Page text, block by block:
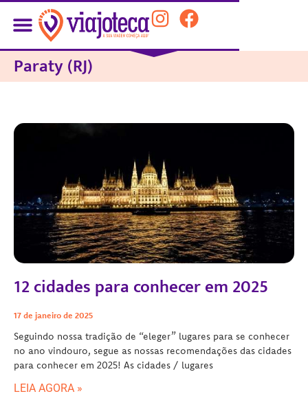
Paraty (RJ)
12 cidades para conhecer em 2025
17 de janeiro de 2025
Seguindo nossa tradição de “eleger” lugares para se conhecer
no ano vindouro, segue as nossas recomendações das cidades
para conhecer em 2025! As cidades / lugares
LEIA AGORA »